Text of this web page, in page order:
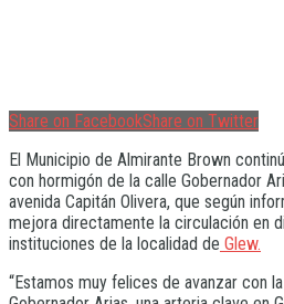
Share on FacebookShare on Twitter
El Municipio de Almirante Brown
con hormigón de la calle Gobernador
avenida Capitán Olivera, que según
mejora directamente la circulación en
instituciones de la localidad de Glew.
“Estamos muy felices de avanzar con